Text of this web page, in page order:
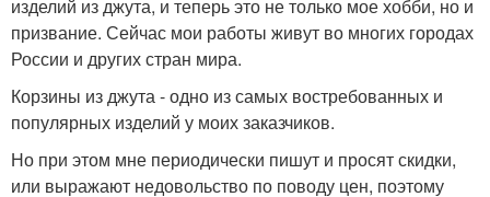
изделий из джута, и теперь это не только мое хобби, но и
призвание. Сейчас мои работы живут во многих городах
России и других стран мира.
Корзины из джута - одно из самых востребованных и
популярных изделий у моих заказчиков.
Но при этом мне периодически пишут и просят скидки,
или выражают недовольство по поводу цен, поэтому